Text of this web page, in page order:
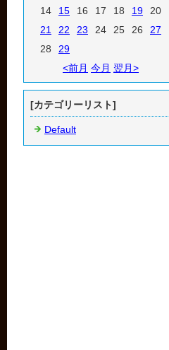
14
15 16 17 18 19
20
21
22 23 24 25 26
27
28
29
<前月 今月 翌月>
[カテゴリーリスト]
Default